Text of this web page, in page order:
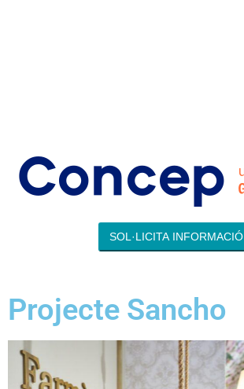
SOL·LICITA INFORMACIÓ
Projecte Sancho